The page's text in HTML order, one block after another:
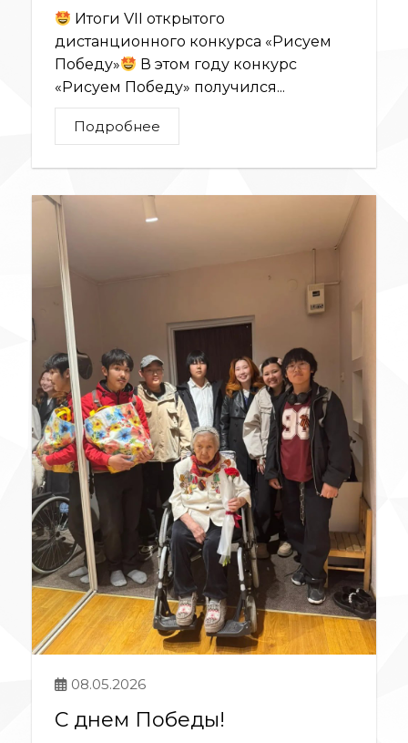
Итоги VII открытого
дистанционного конкурса «Рисуем
Победу»
В этом году конкурс
«Рисуем Победу» получился...
Подробнее
08.05.2026
С днем Победы!